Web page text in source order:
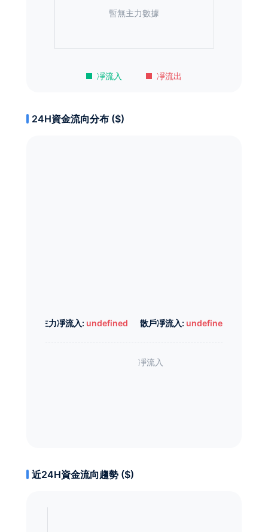
凈流入 凈流出
暫無主力數據
24H資金流向分布 ($)
主力凈流入: undefined 散戶凈流入: undefined
近24H資金流向趨勢 ($)